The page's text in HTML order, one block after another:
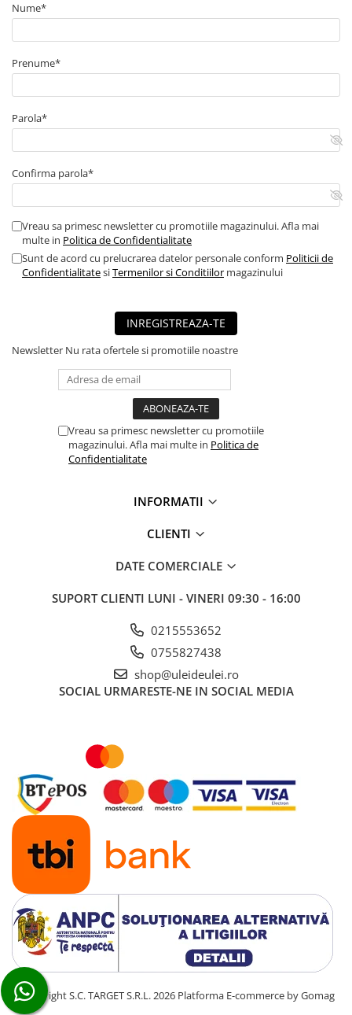
■ Suporturi portbagaj
■ Consumabile service
■ Echipamente de ridicare
■ Produse universale
pneumatice
■ Odorizanti auto
■ Consumabile vopsitorie
■ Lampi camioane
■ Carlige remorcare
■ Scule de mana
■ Vulcanizare
■ Sistem AC
■ Bancuri de scule
■ Ulei motor MOBIL
■ Ulei motor MOTUL
■ Ulei motor VALVOLINE
■ Ulei motor REPSOL
■ Ulei motor TOTAL
■ Ulei motor ARAL
■ Ulei motor ELF
■ Ulei motor METABOND
■ Ulei motor MANNOL
■ Ulei motor KROON
■ Ulei motor KROSS
■ Ulei motor SELENIA
■ Ulei motor CYCLON
■ Ulei motor OEM
Ulei motor DACIA
Ulei motor RENAULT
Nume*
Prenume*
Parola*
Confirma parola*
Vreau sa primesc newsletter cu promotiile magazinului. Afla mai
multe in Politica de Confidentialitate
Sunt de acord cu prelucrarea datelor personale conform Politicii de
ConfidentialitatesiTermenilor si Conditiilor magazinului
INREGISTREAZA-TE
Newsletter Nu rata ofertele si promotiile noastre
Vreau sa primesc newsletter cu promotiile
magazinului. Afla mai multe in Politica de
Confidentialitate
INFORMATII
CLIENTI
DATE COMERCIALE
SUPORT CLIENTI LUNI - VINERI 09:30 - 16:00
0215553652
0755827438
shop@uleideulei.ro
SOCIAL URMARESTE-NE IN SOCIAL MEDIA
©Copyright S.C. TARGET S.R.L. 2026 Platforma E-commerce by Gomag